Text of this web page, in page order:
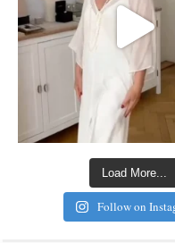
Load More...
Follow on